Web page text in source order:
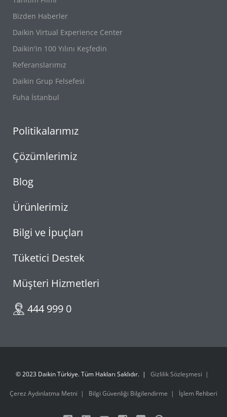
Bizden Haberler
Daikin Virtual Experience Center
Daikin'in 100 Yılını Keşfedin
Referanslarımız
Daikin Grup Felsefesi
Fuha İstanbul
Politikalarımız
Çözümlerimiz
Blog
Ürünlerimiz
Bilgi ve İpuçları
Tüketici Destek
Müşteri Hizmetleri
444 999 0
© 2023 Daikin Türkiye. Tüm Hakları Saklıdır. Gizlilik Sözleşmesi
Çerez Aydınlatma Metni Bilgi Güvenliği Bilgilendirme İşlem Rehberi